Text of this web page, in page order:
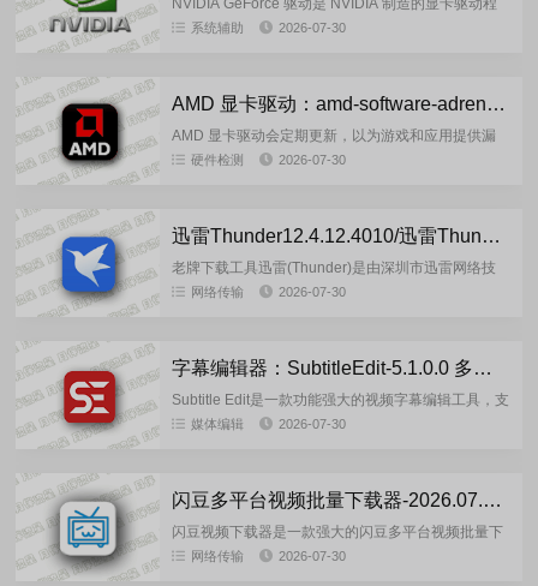
序。专为运行在Windows操作系统上的GeForce显卡
系统辅助 2026-07-30
AMD 显卡驱动：amd-software-adrenalin-edition-26.7.1官方正式版
AMD 显卡驱动会定期更新，以为游戏和应用提供漏
洞修复和性能优化。※ 支持：支持新安装的图形产
硬件检测 2026-07-30
迅雷Thunder12.4.12.4010/迅雷Thunder17 25.0.91.1602 去广告绿色精简版
老牌下载工具迅雷(Thunder)是由深圳市迅雷网络技
术有限公司开发的国产免费下载工具，采用P2SP技
网络传输 2026-07-30
字幕编辑器：SubtitleEdit-5.1.0.0 多语言安装版
Subtitle Edit是一款功能强大的视频字幕编辑工具，支
持多种字符编码和字幕格式(Sub Station Alpha、
媒体编辑 2026-07-30
闪豆多平台视频批量下载器-2026.07.29 安装版
闪豆视频下载器是一款强大的闪豆多平台视频批量下
载器，支持解析多个视频站,支持批量下载，转码自动
网络传输 2026-07-30